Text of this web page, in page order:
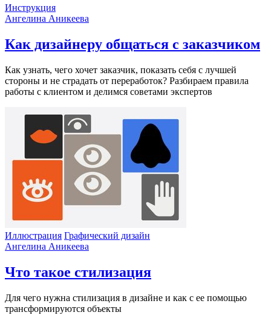
Инструкция
Ангелина Аникеева
Как дизайнеру общаться с заказчиком
Как узнать, чего хочет заказчик, показать себя с лучшей
стороны и не страдать от переработок? Разбираем правила
работы с клиентом и делимся советами экспертов
Иллюстрация Графический дизайн
Ангелина Аникеева
Что такое стилизация
Для чего нужна стилизация в дизайне и как с ее помощью
трансформируются объекты